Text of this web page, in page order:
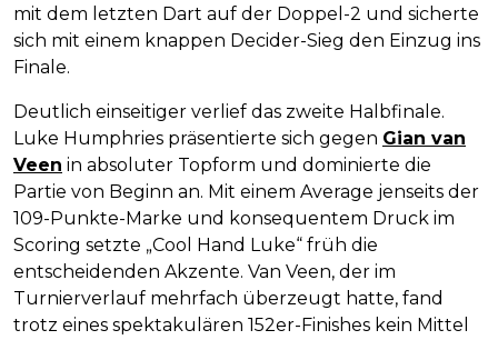
mit dem letzten Dart auf der Doppel-2 und sicherte
sich mit einem knappen Decider-Sieg den Einzug ins
Finale.
Deutlich einseitiger verlief das zweite Halbfinale.
Luke Humphries präsentierte sich gegen Gian van
Veen in absoluter Topform und dominierte die
Partie von Beginn an. Mit einem Average jenseits der
109-Punkte-Marke und konsequentem Druck im
Scoring setzte „Cool Hand Luke“ früh die
entscheidenden Akzente. Van Veen, der im
Turnierverlauf mehrfach überzeugt hatte, fand
trotz eines spektakulären 152er-Finishes kein Mittel